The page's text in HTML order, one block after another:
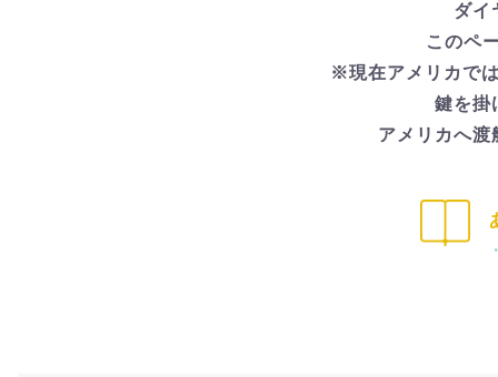
ダイ
このペ
※現在アメリカで
鍵を掛
アメリカへ渡